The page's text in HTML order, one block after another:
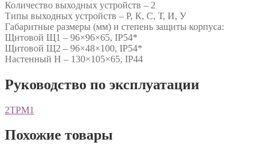
Количество выходных устройств – 2
Типы выходных устройств – Р, К, С, Т, И, У
Габаритные размеры (мм) и степень защиты корпуса:
Щитовой Щ1 – 96×96×65, IP54*
Щитовой Щ2 – 96×48×100, IP54*
Настенный Н – 130×105×65, IP44
Руководство по эксплуатации
2ТРМ1
Похожие товары